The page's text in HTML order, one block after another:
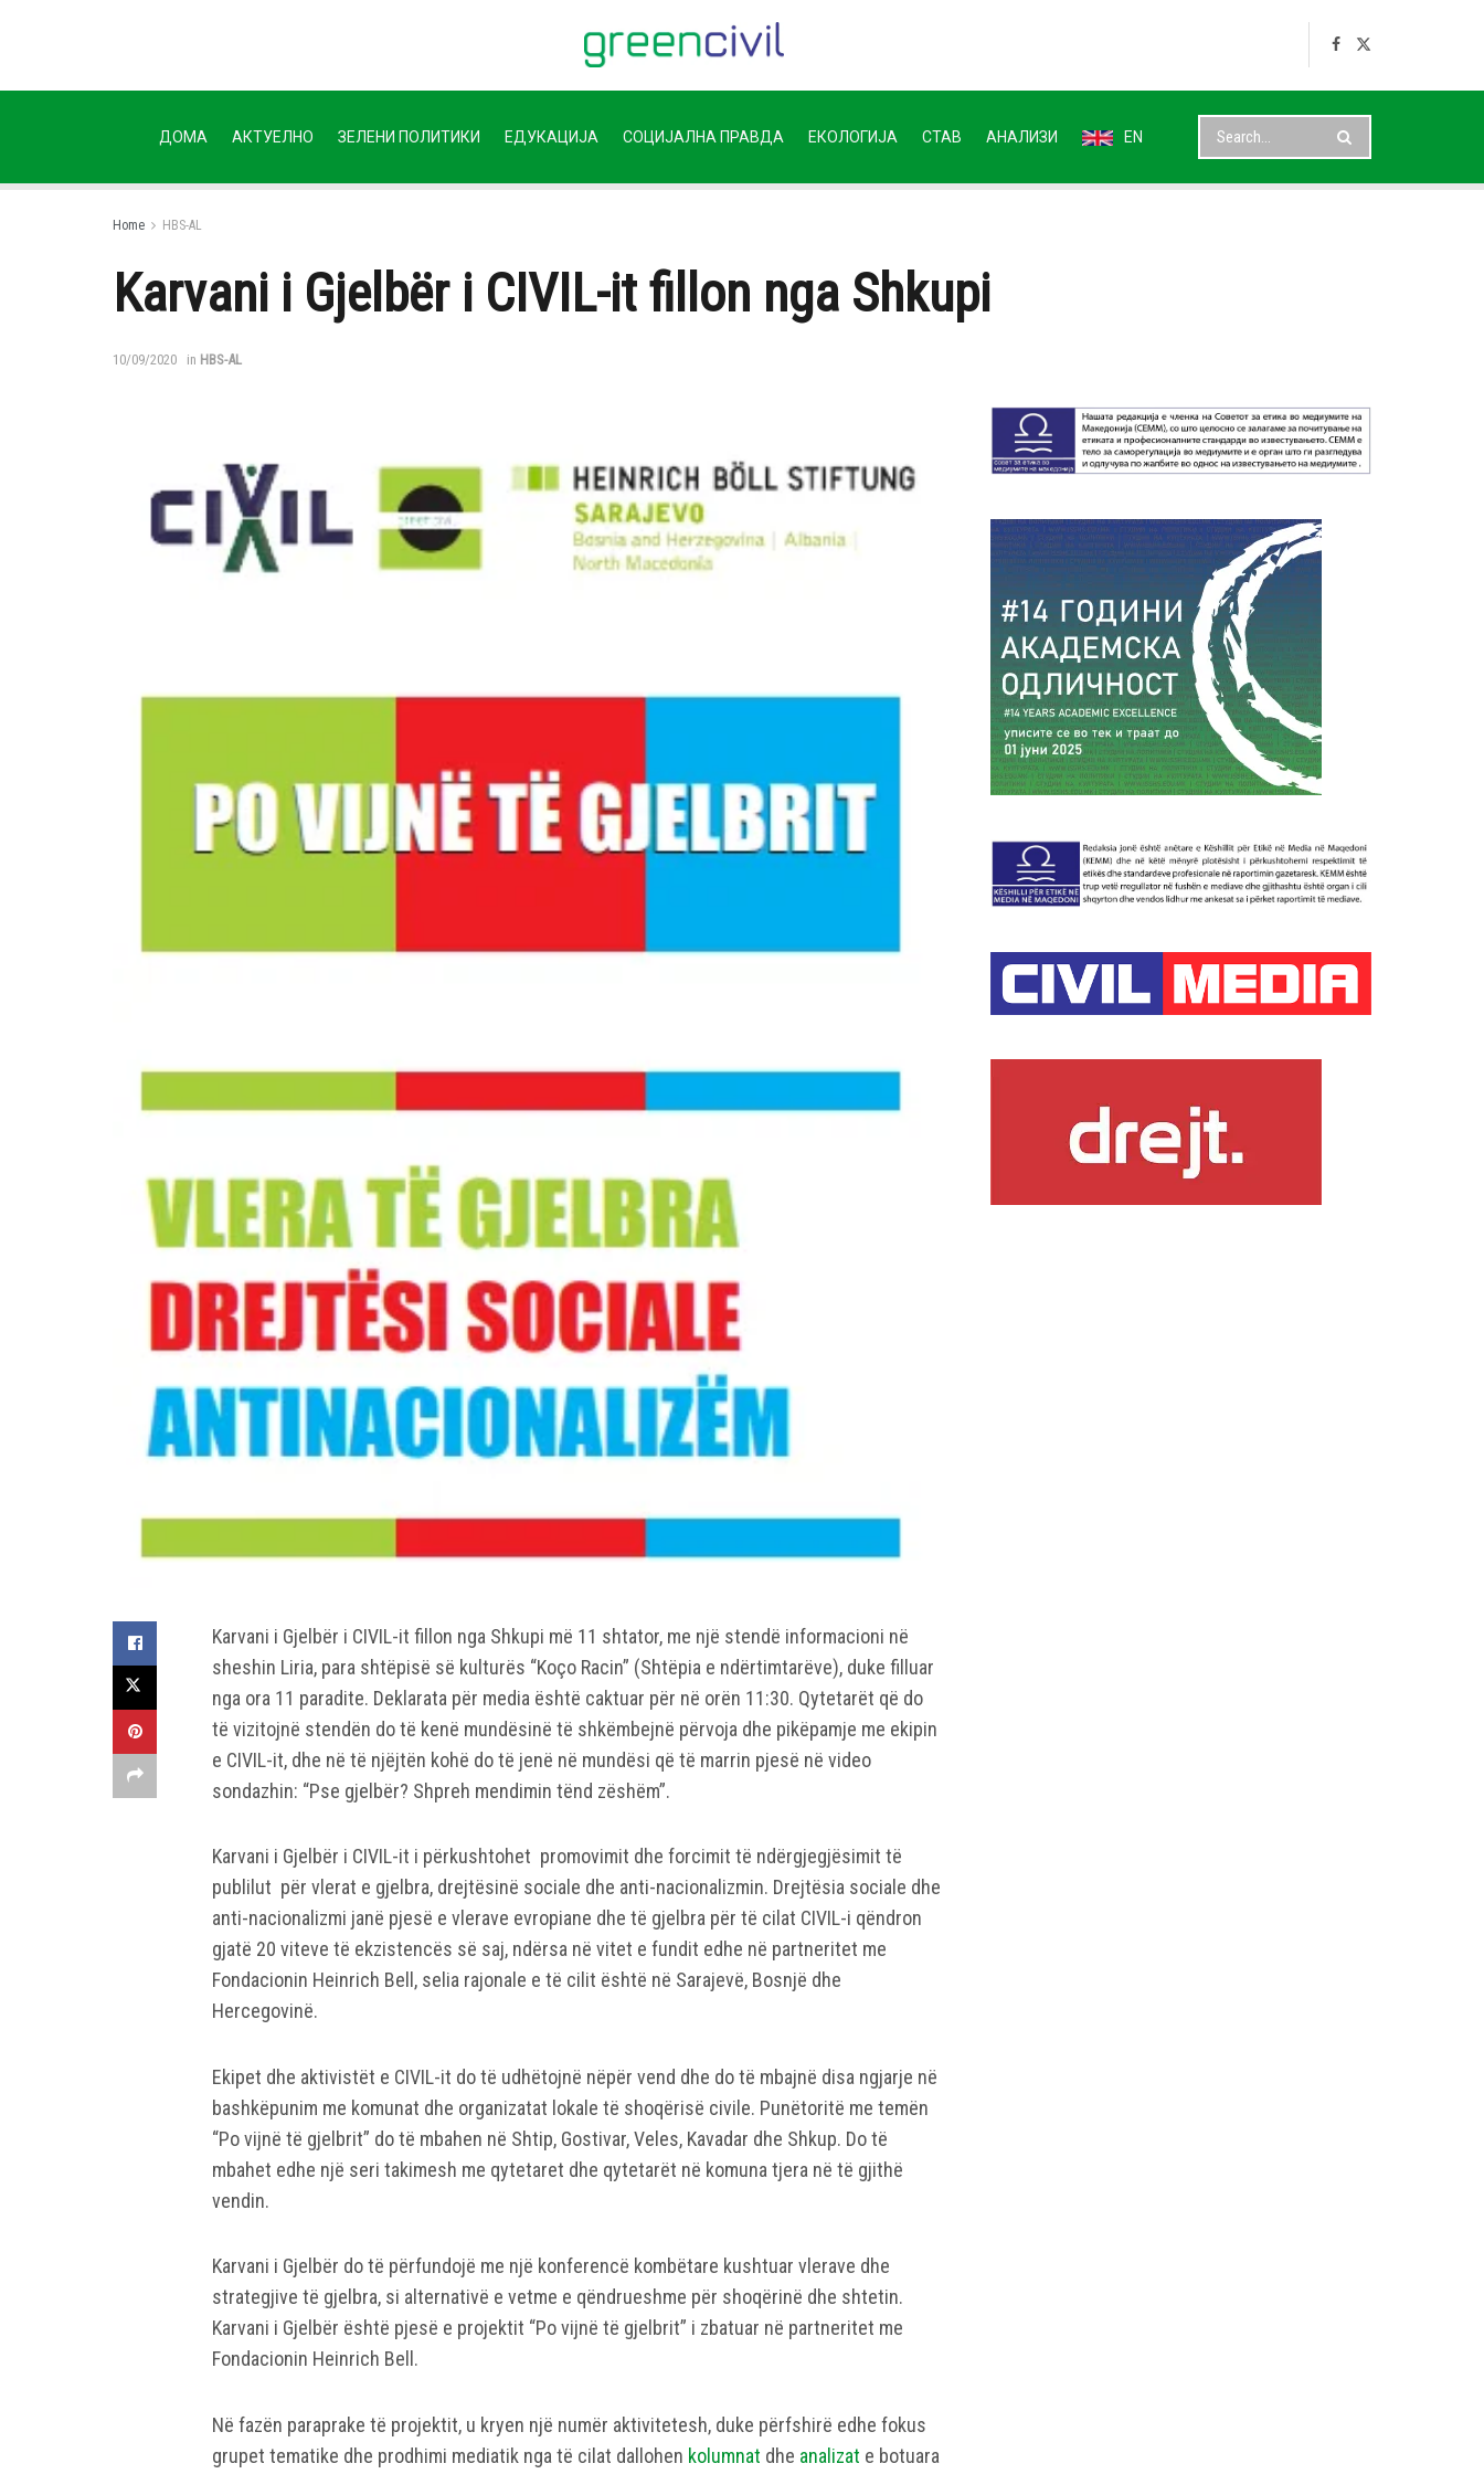
ДОМА АКТУЕЛНО ЗЕЛЕНИ ПОЛИТИКИ ЕДУКАЦИЈА СОЦИЈАЛНА ПРАВДА ЕКОЛОГИЈА СТАВ АНАЛИЗИ EN
Home HBS-AL
Karvani i Gjelbër i CIVIL-it fillon nga Shkupi
10/09/2020 in HBS-AL
Karvani i Gjelbër i CIVIL-it fillon nga Shkupi më 11 shtator, me një stendë informacioni në
sheshin Liria, para shtëpisë së kulturës “Koço Racin” (Shtëpia e ndërtimtarëve), duke filluar
nga ora 11 paradite. Deklarata për media është caktuar për në orën 11:30. Qytetarët që do
të vizitojnë stendën do të kenë mundësinë të shkëmbejnë përvoja dhe pikëpamje me ekipin
e CIVIL-it, dhe në të njëjtën kohë do të jenë në mundësi që të marrin pjesë në video
sondazhin: “Pse gjelbër? Shpreh mendimin tënd zëshëm”.
Karvani i Gjelbër i CIVIL-it i përkushtohet promovimit dhe forcimit të ndërgjegjësimit të
publilut për vlerat e gjelbra, drejtësinë sociale dhe anti-nacionalizmin. Drejtësia sociale dhe
anti-nacionalizmi janë pjesë e vlerave evropiane dhe të gjelbra për të cilat CIVIL-i qëndron
gjatë 20 viteve të ekzistencës së saj, ndërsa në vitet e fundit edhe në partneritet me
Fondacionin Heinrich Bell, selia rajonale e të cilit është në Sarajevë, Bosnjë dhe
Hercegovinë.
Ekipet dhe aktivistët e CIVIL-it do të udhëtojnë nëpër vend dhe do të mbajnë disa ngjarje në
bashkëpunim me komunat dhe organizatat lokale të shoqërisë civile. Punëtoritë me temën
“Po vijnë të gjelbrit” do të mbahen në Shtip, Gostivar, Veles, Kavadar dhe Shkup. Do të
mbahet edhe një seri takimesh me qytetaret dhe qytetarët në komuna tjera në të gjithë
vendin.
Karvani i Gjelbër do të përfundojë me një konferencë kombëtare kushtuar vlerave dhe
strategjive të gjelbra, si alternativë e vetme e qëndrueshme për shoqërinë dhe shtetin.
Karvani i Gjelbër është pjesë e projektit “Po vijnë të gjelbrit” i zbatuar në partneritet me
Fondacionin Heinrich Bell.
Në fazën paraprake të projektit, u kryen një numër aktivitetesh, duke përfshirë edhe fokus
grupet tematike dhe prodhimi mediatik nga të cilat dallohen kolumnat dhe analizat e botuara